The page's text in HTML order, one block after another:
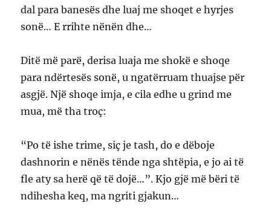
dal para banesës dhe luaj me shoqet e hyrjes
sonë… E rrihte nënën dhe…
Ditë më parë, derisa luaja me shokë e shoqe
para ndërtesës sonë, u ngatërruam thuajse për
asgjë. Një shoqe imja, e cila edhe u grind me
mua, më tha troç:
“Po të ishe trime, siç je tash, do e dëboje
dashnorin e nënës tënde nga shtëpia, e jo ai të
fle aty sa herë që të dojë…”. Kjo gjë më bëri të
ndihesha keq, ma ngriti gjakun…